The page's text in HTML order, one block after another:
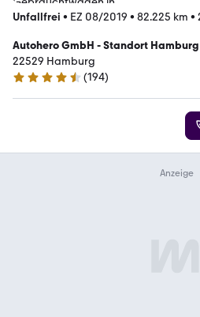
Unfallfrei • EZ 08/2019 • 82.225 km •
Autohero GmbH - Standort Hamburg
22529 Hamburg
4.6 Sterne
(194)